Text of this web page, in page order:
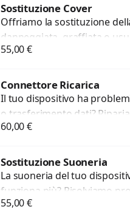
Procedi
Sostituzione Cover
Offriamo la sostituzione
danneggiata, graffiata o
ricambi di alta qualità e
55,00€
Procedi
Connettore Ricarica
Il tuo dispositivo ha
o trasferimento dati?
sostituiamo connettori di
60,00€
Procedi
Sostituzione Suoneria
La suoneria del tuo
funziona più? Risolviamo
a moduli audio difettosi con
55,00€